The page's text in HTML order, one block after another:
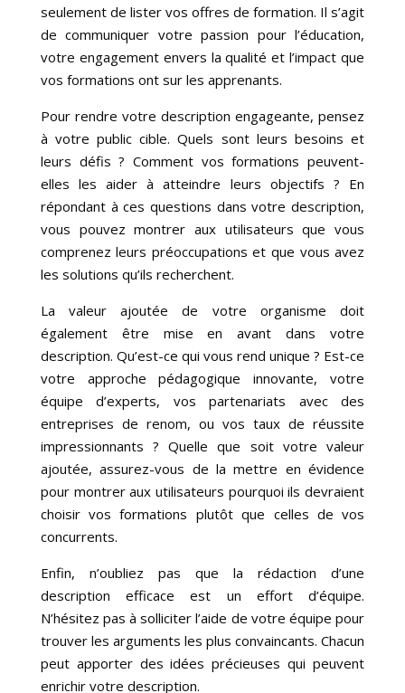
seulement de lister vos offres de formation. Il s’agit
de communiquer votre passion pour l’éducation,
votre engagement envers la qualité et l’impact que
vos formations ont sur les apprenants.
Pour rendre votre description engageante, pensez
à votre public cible. Quels sont leurs besoins et
leurs défis ? Comment vos formations peuvent-
elles les aider à atteindre leurs objectifs ? En
répondant à ces questions dans votre description,
vous pouvez montrer aux utilisateurs que vous
comprenez leurs préoccupations et que vous avez
les solutions qu’ils recherchent.
La valeur ajoutée de votre organisme doit
également être mise en avant dans votre
description. Qu’est-ce qui vous rend unique ? Est-ce
votre approche pédagogique innovante, votre
équipe d’experts, vos partenariats avec des
entreprises de renom, ou vos taux de réussite
impressionnants ? Quelle que soit votre valeur
ajoutée, assurez-vous de la mettre en évidence
pour montrer aux utilisateurs pourquoi ils devraient
choisir vos formations plutôt que celles de vos
concurrents.
Enfin, n’oubliez pas que la rédaction d’une
description efficace est un effort d’équipe.
N’hésitez pas à solliciter l’aide de votre équipe pour
trouver les arguments les plus convaincants. Chacun
peut apporter des idées précieuses qui peuvent
enrichir votre description.